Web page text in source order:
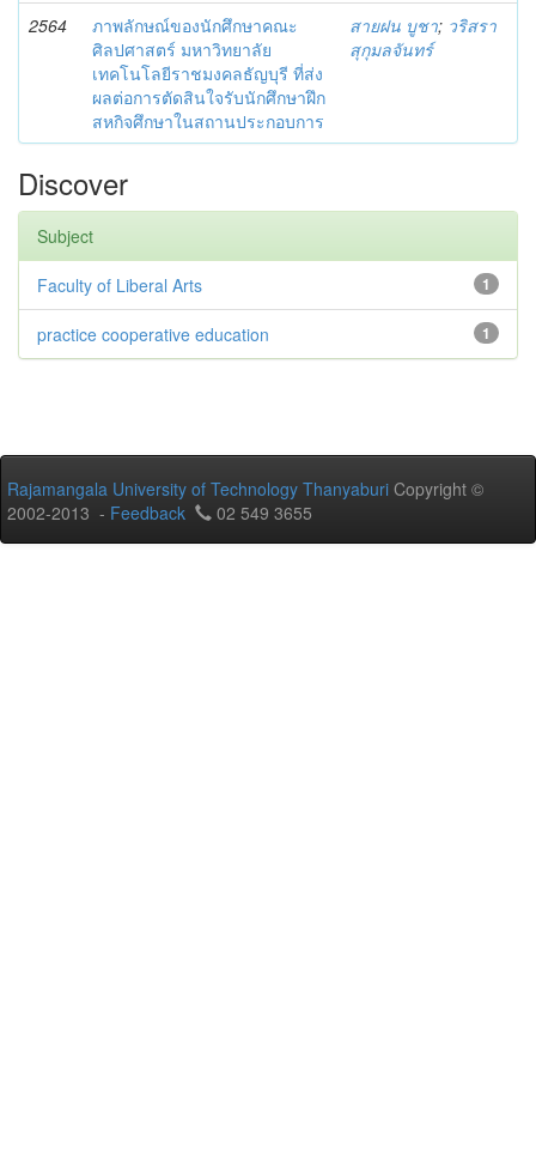
2564
ภาพลักษณ์ของนักศึกษาคณะ
ศิลปศาสตร์ มหาวิทยาลัย
เทคโนโลยีราชมงคลธัญบุรี ที่ส่ง
ผลต่อการตัดสินใจรับนักศึกษาฝึก
สหกิจศึกษาในสถานประกอบการ
สายฝน บูชา; วริสรา
สุกุมลจันทร์
Discover
Subject
1
Faculty of Liberal Arts
1
practice cooperative education
Rajamangala University of Technology Thanyaburi Copyright ©
2002-2013 - Feedback 02 549 3655